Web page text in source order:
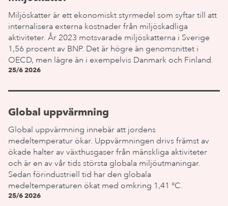
Miljöskatter är ett ekonomiskt styrmedel som syftar till att
internalisera externa kostnader från miljöskadliga
aktiviteter. År 2023 motsvarade miljöskatterna i Sverige
1,56 procent av BNP. Det är högre än genomsnittet i
OECD, men lägre än i exempelvis Danmark och Finland.
25/6 2026
Global uppvärmning
Global uppvärmning innebär att jordens
medeltemperatur ökar. Uppvärmningen drivs främst av
ökade halter av växthusgaser från mänskliga aktiviteter
och är en av vår tids största globala miljöutmaningar.
Sedan förindustriell tid har den globala
medeltemperaturen ökat med omkring 1,41 °C.
25/6 2026